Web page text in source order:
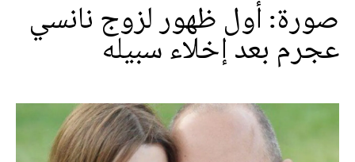
صورة: أول ظهور لزوج نانسي
عجرم بعد إخلاء سبيله